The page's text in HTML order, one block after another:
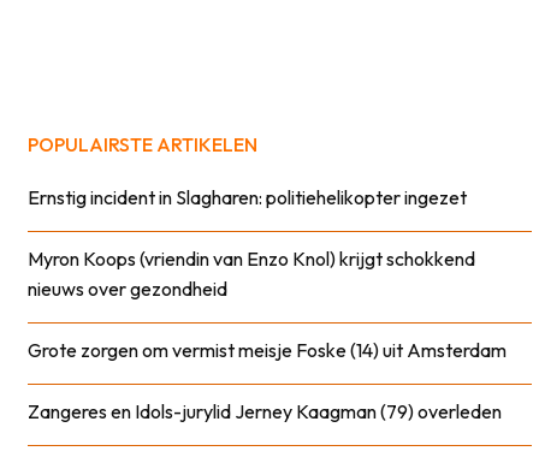
POPULAIRSTE ARTIKELEN
Ernstig incident in Slagharen: politiehelikopter ingezet
Myron Koops (vriendin van Enzo Knol) krijgt schokkend
nieuws over gezondheid
Grote zorgen om vermist meisje Foske (14) uit Amsterdam
Zangeres en Idols-jurylid Jerney Kaagman (79) overleden